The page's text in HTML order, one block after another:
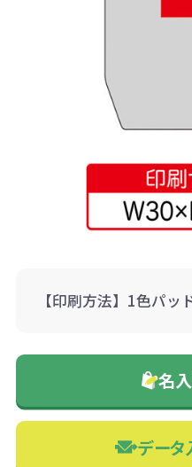
【印刷方法】1色パ
名
データ